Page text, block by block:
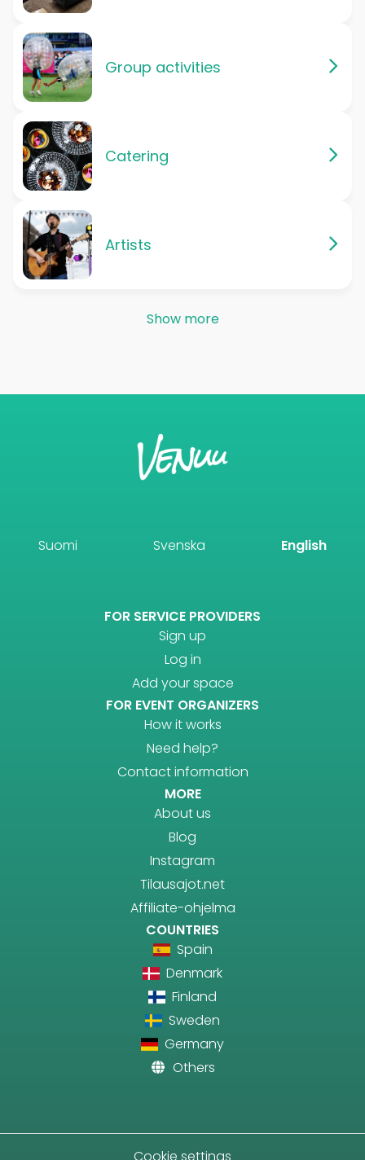
Group activities
Catering
Artists
Show more
Suomi Svenska English
FOR SERVICE PROVIDERS
Sign up
Log in
Add your space
FOR EVENT ORGANIZERS
How it works
Need help?
Contact information
MORE
About us
Blog
Instagram
Tilausajot.net
Affiliate-ohjelma
COUNTRIES
Spain
Denmark
Finland
Sweden
Germany
Others